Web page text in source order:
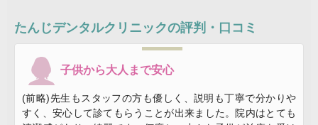
たんじデンタルクリニックの評判・口コミ
子供から大人まで安心
(前略)先生もスタッフの方も優しく、説明も丁寧で分かりや
すく、安心して診てもらうことが出来ました。院内はとても